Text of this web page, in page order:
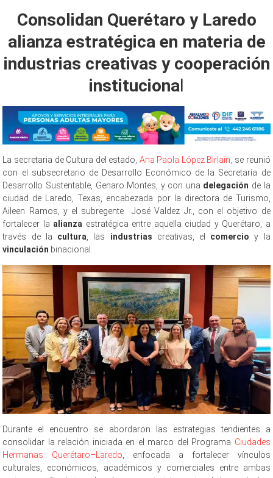
Consolidan Querétaro y Laredo
alianza estratégica en materia de
industrias creativas y cooperación
institucional
La secretaria de Cultura del estado, Ana Paola López Birlain, se reunió
con el subsecretario de Desarrollo Económico de la Secretaría de
Desarrollo Sustentable, Genaro Montes, y con una delegación de la
ciudad de Laredo, Texas, encabezada por la directora de Turismo,
Aileen Ramos, y el subregente José Valdez Jr., con el objetivo de
fortalecer la alianza estratégica entre aquella ciudad y Querétaro, a
través de la cultura , las industrias creativas, el comercio y la
vinculación binacional.
Durante el encuentro se abordaron las estrategias tendientes a
consolidar la relación iniciada en el marco del Programa Ciudades
Hermanas Querétaro–Laredo , enfocada a fortalecer vínculos
culturales, económicos, académicos y comerciales entre ambas